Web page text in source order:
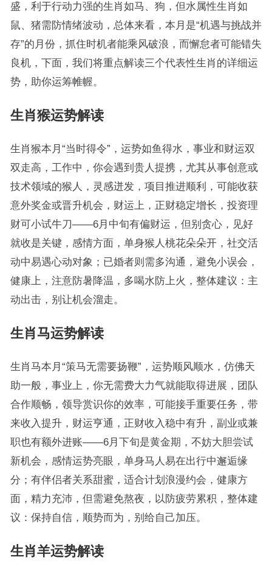
盛，利于行动力强的生肖如马、狗，但水属性生肖如
鼠、猪需防情绪波动，总体来看，本月是“机遇与挑战并
存”的月份，抓住时机者能乘风破浪，而懈怠者可能错失
良机，下面，我们将重点解读三个代表性生肖的详细运
势，助你运筹帷幄。
生肖猴运势解读
生肖猴本月“当时得令”，运势如鱼得水，事业和财运双
双走高，工作中，你会遇到贵人提携，尤其从事创意或
技术领域的猴人，灵感迸发，项目推进顺利，可能收获
意外奖金或晋升机会，财运上，正财稳定增长，投资理
财可小试牛刀——6月中旬有偏财运，但别贪心，见好
就收是关键，感情方面，单身猴人桃花朵朵开，社交活
动中易遇心动对象；已婚者则需多沟通，避免小误会，
健康上，注意防暑降温，多喝水防上火，整体建议：主
动出击，别让机会溜走。
生肖马运势解读
生肖马本月“策马无需要扬鞭”，运势顺风顺水，仿佛天
助一般，事业上，你无需费大力气就能取得进展，团队
合作顺畅，领导赏识你的效率，可能接手重要任务，带
来收入提升，财运亨通，正财收入稳中有升，副业或兼
职也有额外进账——6月下旬是黄金期，不妨大胆尝试
新机会，感情运势亮眼，单身马人易在出行中邂逅缘
分；有伴侣者关系甜蜜，适合计划浪漫约会，健康方
面，精力充沛，但需避免熬夜，以防疲劳累积，整体建
议：保持自信，顺势而为，别给自己加压。
生肖羊运势解读